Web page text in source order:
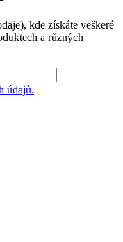
kde získáte veškeré
a různých
údajů.